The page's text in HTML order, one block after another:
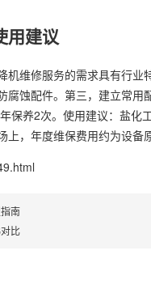
用建议
机维修服务的需求具有行
腐蚀配件。第三，建立常
保养2次。使用建议：盐
，年度维保费用约为设备
南
比